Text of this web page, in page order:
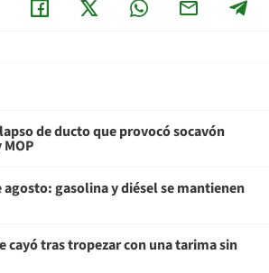
de ducto que provocó socavón
gasolina y diésel se mantienen
cayó tras tropezar con una tarima sin